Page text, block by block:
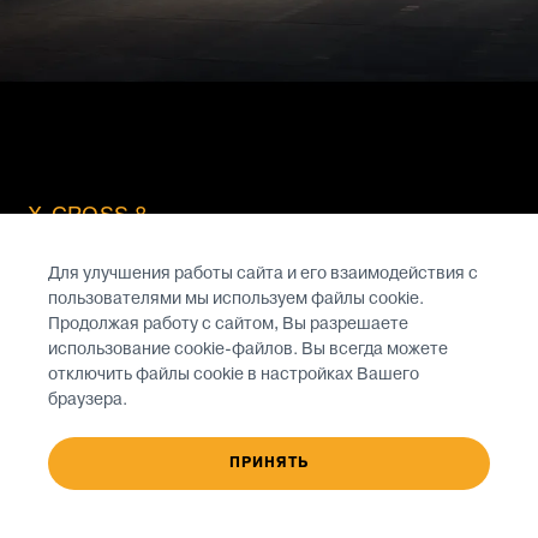
X-CROSS 8
ВЫГОДА 550
000 ₽*
УЗНАТЬ ПОДРОБНЕЕ
Для улучшения работы сайта и его взаимодействия с
пользователями мы используем файлы cookie.
Продолжая работу с сайтом, Вы разрешаете
использование cookie-файлов. Вы всегда можете
отключить файлы cookie в настройках Вашего
браузера.
ПРИНЯТЬ